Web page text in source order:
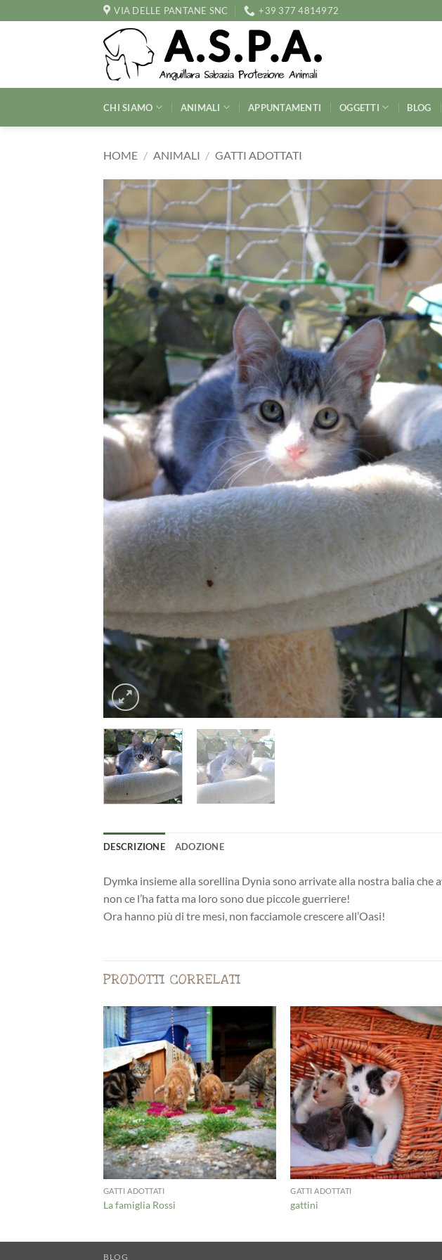
ai
VIA DELLE PANTANE SNC +39 377 4814972
CHI SIAMO ANIMALI APPUNTAMENTI OGGETTI BLOG
HOME / ANIMALI / GATTI ADOTTATI
DESCRIZIONE ADOZIONE
Dymka insieme alla sorellina Dynia sono arrivate alla nostra balia
non ce l’ha fatta ma loro sono due piccole guerriere!
Ora hanno più di tre mesi, non facciamole crescere all’Oasi!
PRODOTTI CORRELATI
GATTI ADOTTATI
La famiglia Rossi
GATTI ADOTTATI
gattini
BLOG